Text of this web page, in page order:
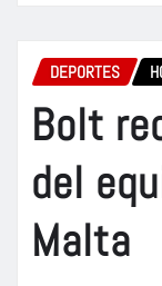
DEPORTES
Bolt
del
Malta